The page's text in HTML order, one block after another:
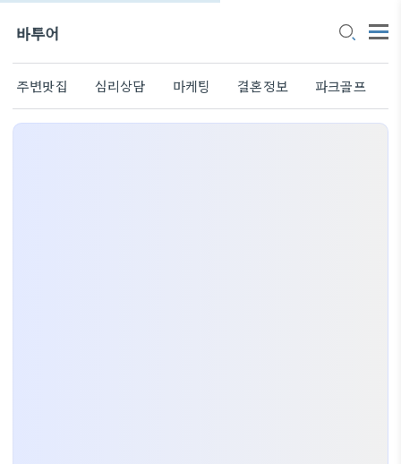
바투어
주변맛집 심리상담 마케팅 결혼정보 파크골프